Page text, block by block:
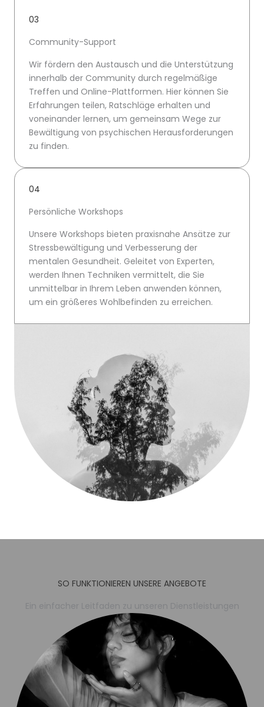
03
Community-Support
Wir fördern den Austausch und die Unterstützung
innerhalb der Community durch regelmäßige
Treffen und Online-Plattformen. Hier können Sie
Erfahrungen teilen, Ratschläge erhalten und
voneinander lernen, um gemeinsam Wege zur
Bewältigung von psychischen Herausforderungen
zu finden.
04
Persönliche Workshops
Unsere Workshops bieten praxisnahe Ansätze zur
Stressbewältigung und Verbesserung der
mentalen Gesundheit. Geleitet von Experten,
werden Ihnen Techniken vermittelt, die Sie
unmittelbar in Ihrem Leben anwenden können,
um ein größeres Wohlbefinden zu erreichen.
SO FUNKTIONIEREN UNSERE ANGEBOTE
Ein einfacher Leitfaden zu unseren Dienstleistungen